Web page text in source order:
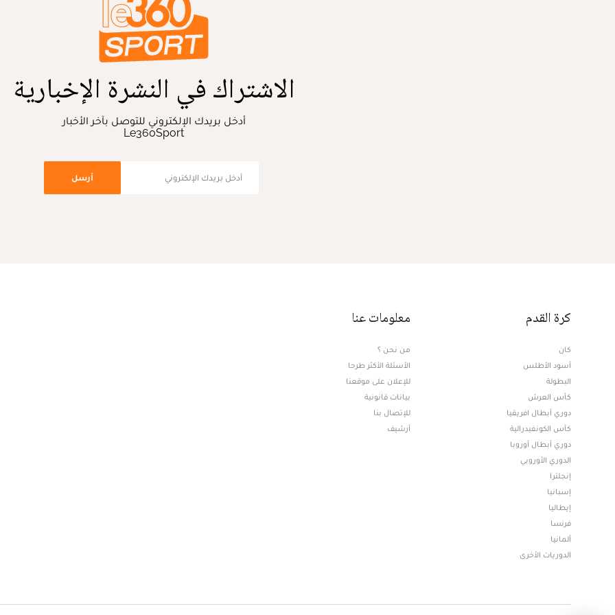
الاشتراك في النشرة الإخبارية
أدخل بريدك الإلكتروني للتوصل بآخر الأخبار
Le360Sport
أرسل
كرة القدم
كان
أسود الأطلس
البطولة
كأس العرش
دوري أبطال افريقيا
كأس الكونفيدرالية
دوري أبطال أوروبا
الدوري الأوروبي
إنجلترا
إسبانيا
إيطاليا
فرنسا
ألمانيا
الدوريات الأخرى
معلومات عنا
من نحن ؟
الأسئلة الأكثر طرحا
للإعلان على موقعنا
بيانات قانونية
للإتصال بنا
أرشيف